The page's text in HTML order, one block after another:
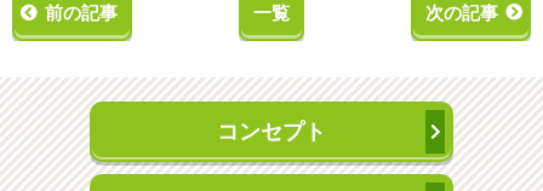
前の記事 一覧 次の記事
コンセプト